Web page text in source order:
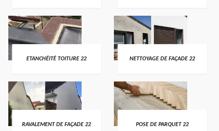
ETANCHÉITÉ TOITURE 22 NETTOYAGE DE FAÇADE 22
RAVALEMENT DE FAÇADE 22 POSE DE PARQUET 22